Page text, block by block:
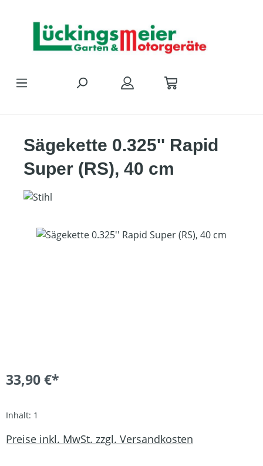
Sägekette 0.325'' Rapid
Super (RS), 40 cm
Bildergalerie überspringen
33,90 €*
Inhalt: 1
Preise inkl. MwSt. zzgl. Versandkosten